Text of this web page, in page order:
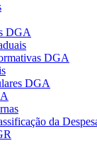
DGA
DGA
DGA
da